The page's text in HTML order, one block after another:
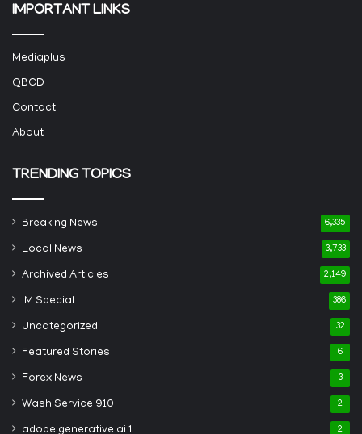
IMPORTANT LINKS
Mediaplus
QBCD
Contact
About
TRENDING TOPICS
Breaking News 6,335
Local News 3,733
Archived Articles 2,149
IM Special 386
Uncategorized 32
Featured Stories 6
Forex News 3
Wash Service 910 2
adobe generative ai 1 2